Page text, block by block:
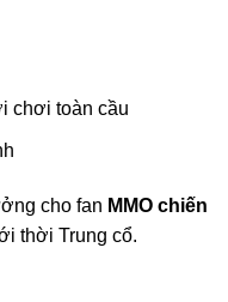
chơi toàn cầu
cho fan MMO chiến
thời Trung cổ.